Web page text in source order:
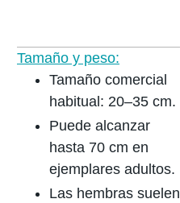
Tamaño y peso:
Tamaño comercial
habitual: 20–35 cm.
Puede alcanzar
hasta 70 cm en
ejemplares adultos.
Las hembras suelen